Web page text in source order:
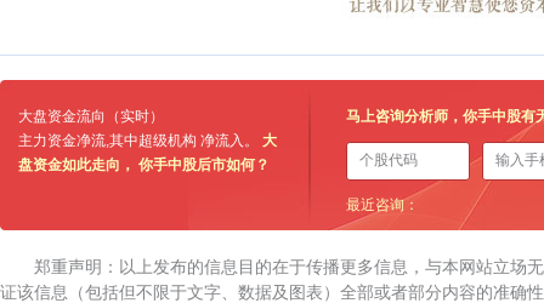
大盘资金流向（实时）
主力资金净流,其中超级机构 净流入 。
大
盘资金如此走向， 你手中股后市如何？
马上咨询分析师，你手中股有
最近咨询：
郑重声明：以上发布的信息目的在于传播更多信息，与本网站立场
证该信息（包括但不限于文字、数据及图表）全部或者部分内容的准确